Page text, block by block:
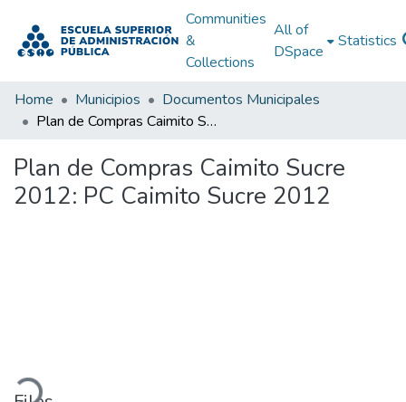
Communities
&
Collections
All of
DSpace
Statistics
Home Municipios
Documentos Municipales
Plan de Compras Caimito Sucre 2012: PC Caimito Sucre 2012
Plan de Compras Caimito Sucre
2012: PC Caimito Sucre 2012